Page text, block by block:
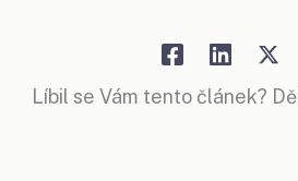
Líbil se Vám tento článek?